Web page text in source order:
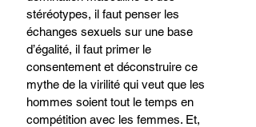
stéréotypes, il faut penser les
échanges sexuels sur une base
d’égalité, il faut primer le
consentement et déconstruire ce
mythe de la virilité qui veut que les
hommes soient tout le temps en
compétition avec les femmes. Et,